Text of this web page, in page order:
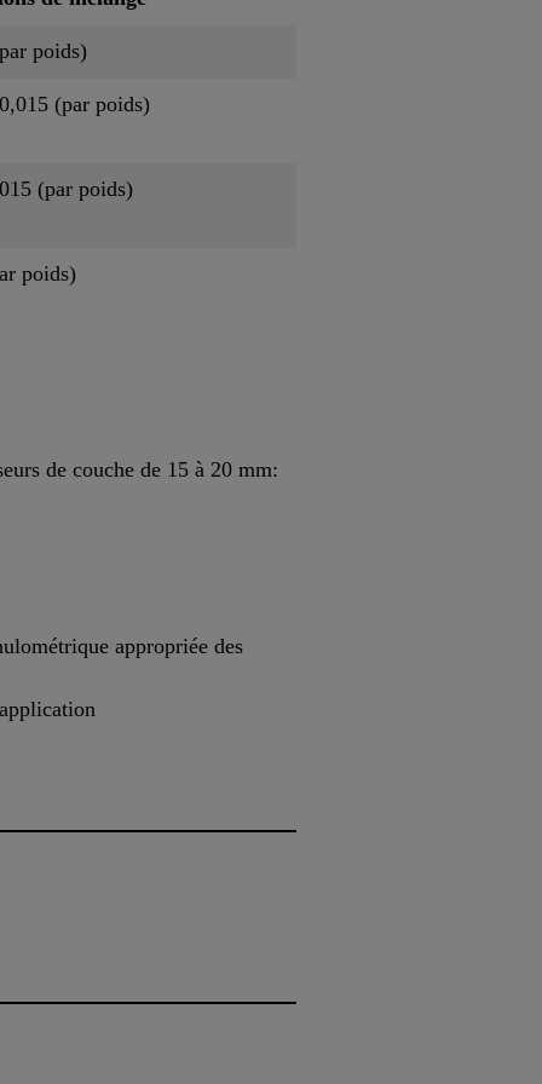
poids)
(par poids)
(par poids)
poids)
de couche de 15 à 20 mm:
appropriée des